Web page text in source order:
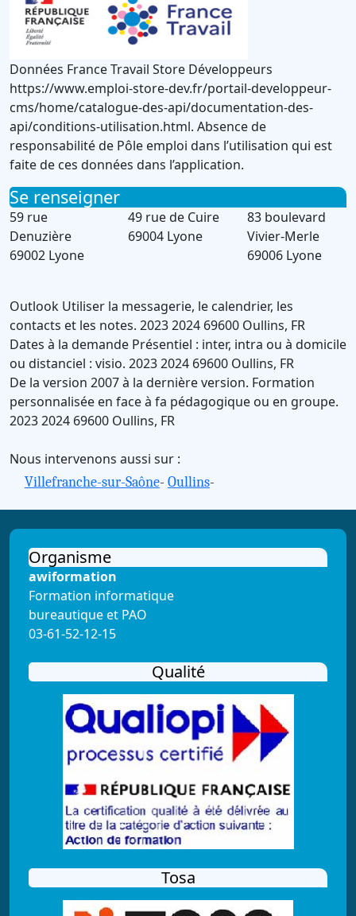
Données France Travail Store Développeurs
https://www.emploi-store-dev.fr/portail-developpeur-
cms/home/catalogue-des-api/documentation-des-
api/conditions-utilisation.html. Absence de
responsabilité de Pôle emploi dans l’utilisation qui est
faite de ces données dans l’application.
Se renseigner
59 rue
Denuzière
69002 Lyone
49 rue de Cuire
69004 Lyone
83 boulevard
Vivier-Merle
69006 Lyone
Outlook Utiliser la messagerie, le calendrier, les
contacts et les notes. 20232024 69600 Oullins, FR
Dates à la demande Présentiel : inter, intra ou à domicile
ou distanciel : visio. 20232024 69600 Oullins, FR
De la version 2007 à la dernière version. Formation
personnalisée en face à fa pédagogique ou en groupe.
20232024 69600 Oullins, FR
Nous intervenons aussi sur :
Villefranche-sur-Saône- Oullins-
Organisme
awiformation
Formation informatique
bureautique et PAO
03-61-52-12-15
Qualité
Tosa